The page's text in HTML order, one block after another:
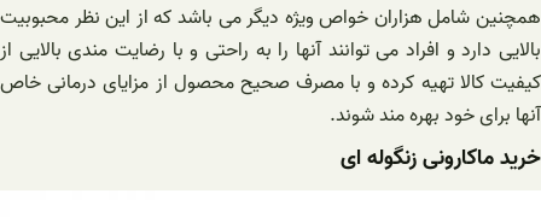
همچنین شامل هزاران خواص ویژه دیگر می باشد که از این نظر محبوبیت
بالایی دارد و افراد می توانند آنها را به راحتی و با رضایت مندی بالایی از
کیفیت کالا تهیه کرده و با مصرف صحیح محصول از مزایای درمانی خاص
آنها برای خود بهره مند شوند.
خرید ماکارونی زنگوله ای